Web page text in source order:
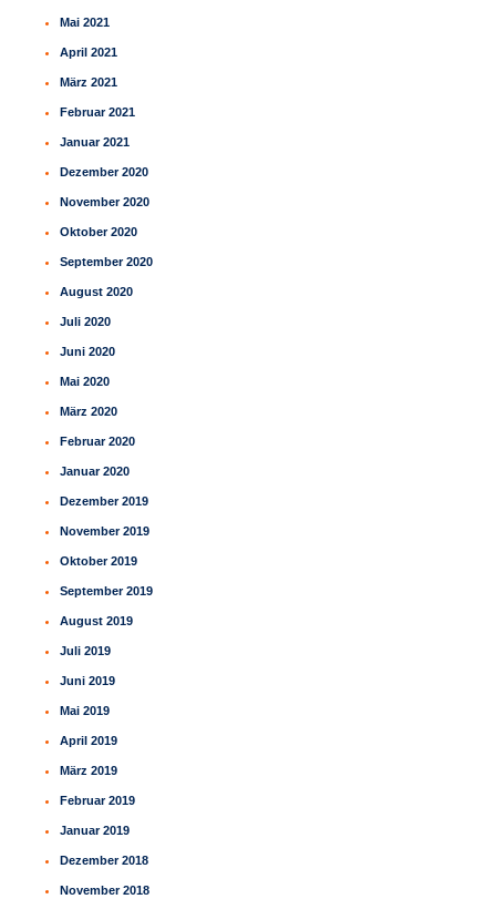
Mai 2021
April 2021
März 2021
Februar 2021
Januar 2021
Dezember 2020
November 2020
Oktober 2020
September 2020
August 2020
Juli 2020
Juni 2020
Mai 2020
März 2020
Februar 2020
Januar 2020
Dezember 2019
November 2019
Oktober 2019
September 2019
August 2019
Juli 2019
Juni 2019
Mai 2019
April 2019
März 2019
Februar 2019
Januar 2019
Dezember 2018
November 2018